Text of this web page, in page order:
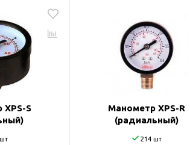
S
Манометр XPS-R
(радиальный)
214 шт